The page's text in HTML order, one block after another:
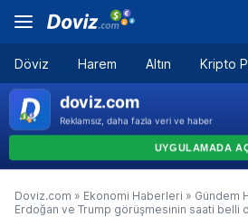
Döviz Harem Altın Kripto
Doviz.com » Ekonomi Haberleri » Gündem
Erdoğan ve Trump görüşmesinin saati belli